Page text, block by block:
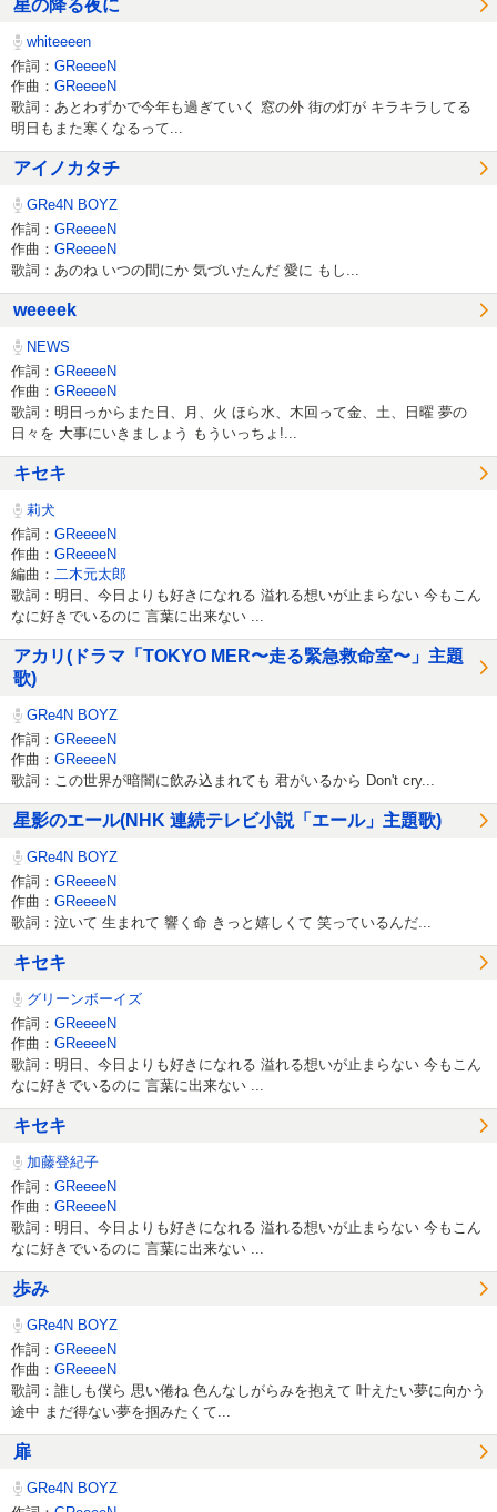
星の降る夜に
whiteeeen
作詞： GReeeeN
作曲： GReeeeN
歌詞：あとわずかで今年も過ぎていく 窓の外 街の灯が キラキラしてる
明日もまた寒くなるって...
アイノカタチ
GRe4N BOYZ
作詞： GReeeeN
作曲： GReeeeN
歌詞：あのね いつの間にか 気づいたんだ 愛に もし...
weeeek
NEWS
作詞： GReeeeN
作曲： GReeeeN
歌詞：明日っからまた日、月、火 ほら水、木回って金、土、日曜 夢の
日々を 大事にいきましょう もういっちょ!...
キセキ
莉犬
作詞： GReeeeN
作曲： GReeeeN
編曲： 二木元太郎
歌詞：明日、今日よりも好きになれる 溢れる想いが止まらない 今もこん
なに好きでいるのに 言葉に出来ない ...
アカリ(ドラマ「TOKYO MER〜走る緊急救命室〜」主題
歌)
GRe4N BOYZ
作詞： GReeeeN
作曲： GReeeeN
歌詞：この世界が暗闇に飲み込まれても 君がいるから Don't cry...
星影のエール(NHK 連続テレビ小説「エール」主題歌)
GRe4N BOYZ
作詞： GReeeeN
作曲： GReeeeN
歌詞：泣いて 生まれて 響く命 きっと嬉しくて 笑っているんだ...
キセキ
グリーンボーイズ
作詞： GReeeeN
作曲： GReeeeN
歌詞：明日、今日よりも好きになれる 溢れる想いが止まらない 今もこん
なに好きでいるのに 言葉に出来ない ...
キセキ
加藤登紀子
作詞： GReeeeN
作曲： GReeeeN
歌詞：明日、今日よりも好きになれる 溢れる想いが止まらない 今もこん
なに好きでいるのに 言葉に出来ない ...
歩み
GRe4N BOYZ
作詞： GReeeeN
作曲： GReeeeN
歌詞：誰しも僕ら 思い倦ね 色んなしがらみを抱えて 叶えたい夢に向かう
途中 まだ得ない夢を掴みたくて...
扉
GRe4N BOYZ